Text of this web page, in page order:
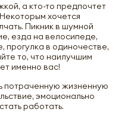
а кто-то предпочтет
хочется
Пикник в шумной
езда на велосипеде,
прогулка в одиночестве,
то, что наилучшим
именно вас!
потраченную жизненную
эмоционально
работать.